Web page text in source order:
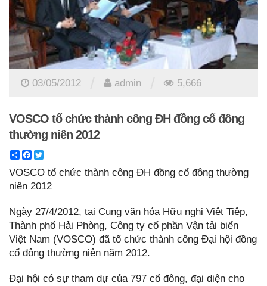
03/05/2012 admin 5,666
VOSCO tổ chức thành công ĐH đồng cổ đông
thường niên 2012
ShareFacebook
VOSCO tổ chức thành công ĐH đồng cổ đông thường
niên 2012
Ngày 27/4/2012, tại Cung văn hóa Hữu nghị Việt Tiệp,
Thành phố Hải Phòng, Công ty cổ phần Vận tải biển
Việt Nam (VOSCO) đã tổ chức thành công Đại hội đồng
cổ đông thường niên năm 2012.
Đại hội có sự tham dự của 797 cổ đông, đại diện cho